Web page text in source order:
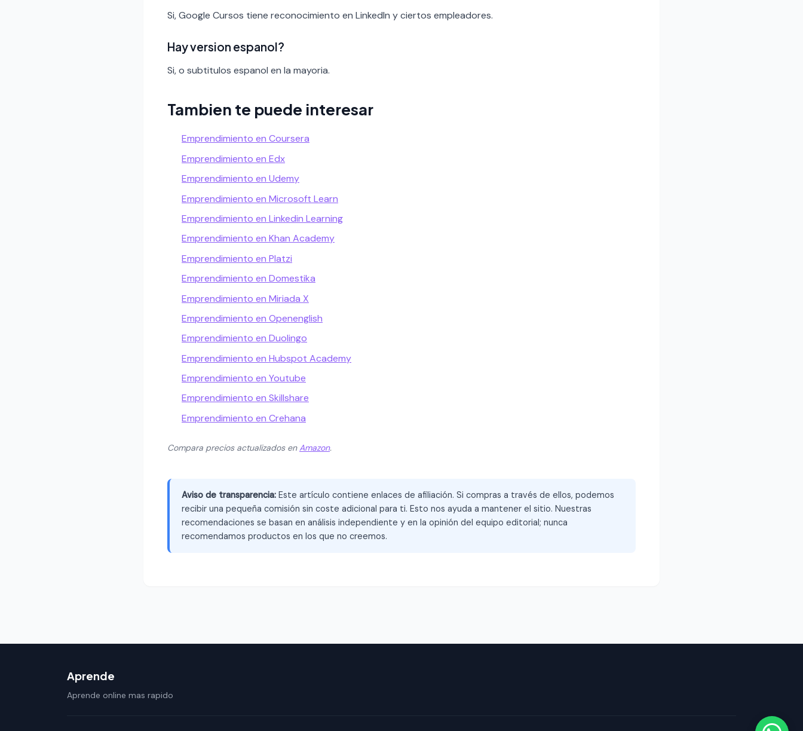
Si, Google Cursos tiene reconocimiento en LinkedIn y ciertos empleadores.
Hay version espanol?
Si, o subtitulos espanol en la mayoria.
Tambien te puede interesar
Emprendimiento en Coursera
Emprendimiento en Edx
Emprendimiento en Udemy
Emprendimiento en Microsoft Learn
Emprendimiento en Linkedin Learning
Emprendimiento en Khan Academy
Emprendimiento en Platzi
Emprendimiento en Domestika
Emprendimiento en Miriada X
Emprendimiento en Openenglish
Emprendimiento en Duolingo
Emprendimiento en Hubspot Academy
Emprendimiento en Youtube
Emprendimiento en Skillshare
Emprendimiento en Crehana
Compara precios actualizados enAmazon.
Aviso de transparencia: Este artículo contiene enlaces de afiliación. Si compras a través de ellos, podemos
recibir una pequeña comisión sin coste adicional para ti. Esto nos ayuda a mantener el sitio. Nuestras
recomendaciones se basan en análisis independiente y en la opinión del equipo editorial; nunca
recomendamos productos en los que no creemos.
Aprende
Aprende online mas rapido